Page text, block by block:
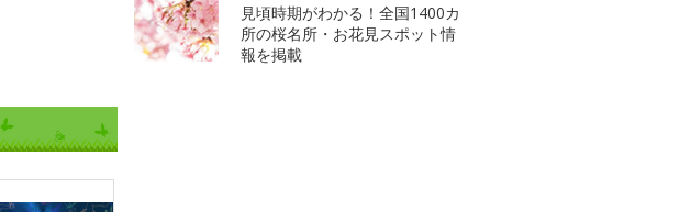
見頃時期がわかる！全国1400カ
所の桜名所・お花見スポット情
報を掲載